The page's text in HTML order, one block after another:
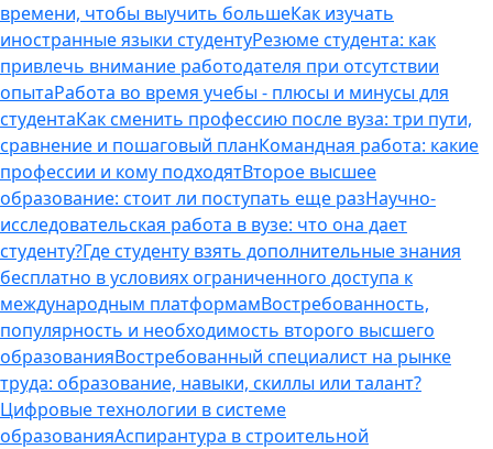
времени, чтобы выучить большеКак изучать
иностранные языки студентуРезюме студента: как
привлечь внимание работодателя при отсутствии
опытаРабота во время учебы - плюсы и минусы для
студентаКак сменить профессию после вуза: три пути,
сравнение и пошаговый планКомандная работа: какие
профессии и кому подходятВторое высшее
образование: стоит ли поступать еще разНаучно-
исследовательская работа в вузе: что она дает
студенту?Где студенту взять дополнительные знания
бесплатно в условиях ограниченного доступа к
международным платформамВостребованность,
популярность и необходимость второго высшего
образованияВостребованный специалист на рынке
труда: образование, навыки, скиллы или талант?
Цифровые технологии в системе
образованияАспирантура в строительной